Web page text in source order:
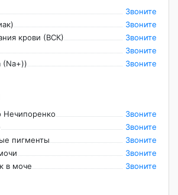
Звоните
Звоните
крови (ВСК)
Звоните
Звоните
(Na+))
Звоните
Нечипоренко
Звоните
Звоните
пигменты
Звоните
Звоните
в моче
Звоните